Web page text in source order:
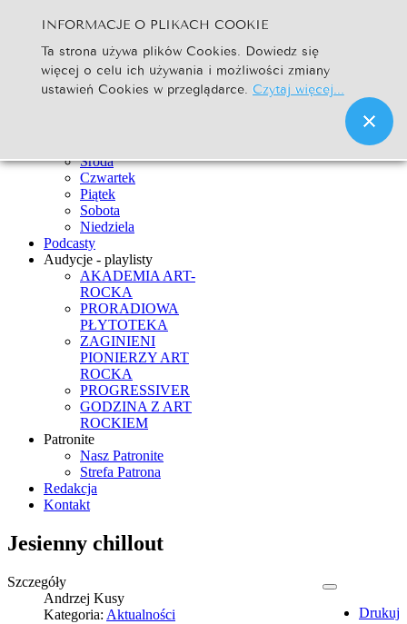
Szukaj... Go
Strona Główna
Newsy
Środa
Czwartek
Piątek
Sobota
Niedziela
Podcasty
Audycje - playlisty
AKADEMIA ART-
ROCKA
PRORADIOWA
PŁYTOTEKA
ZAGINIENI
PIONIERZY ART
ROCKA
PROGRESSIVER
GODZINA Z ART
ROCKIEM
Patronite
Nasz Patronite
Strefa Patrona
Redakcja
Kontakt
Jesienny chillout
Drukuj
Szczegóły
Andrzej Kusy
Kategoria: Aktualności
INFORMACJE O PLIKACH COOKIE
Ta strona używa plików Cookies. Dowiedz się
więcej o celu ich używania i możliwości zmiany
ustawień Cookies w przeglądarce. Czytaj więcej...